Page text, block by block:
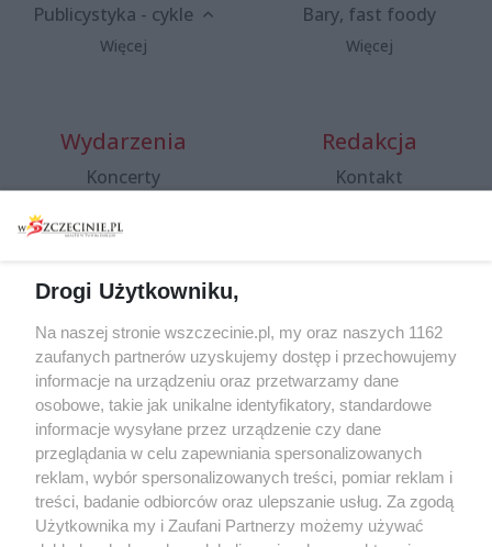
Publicystyka - cykle
Więcej
Bary, fast foody
Więcej
Wydarzenia
Koncerty
Spacery i oprowadzania
targi
Wernisaże
Więcej
Redakcja
Kontakt
Specjalny koncert z okazji
20. urodzin portalu
wSzczecinie.pl
Regulamin konkursów
śniadaniówka "Hej
Szczecin! Jest piątek!"
Drogi Użytkowniku,
Na naszej stronie wszczecinie.pl, my oraz naszych 1162
zaufanych partnerów uzyskujemy dostęp i przechowujemy
informacje na urządzeniu oraz przetwarzamy dane
osobowe, takie jak unikalne identyfikatory, standardowe
informacje wysyłane przez urządzenie czy dane
przeglądania w celu zapewniania spersonalizowanych
reklam, wybór spersonalizowanych treści, pomiar reklam i
treści, badanie odbiorców oraz ulepszanie usług. Za zgodą
Użytkownika my i Zaufani Partnerzy możemy używać